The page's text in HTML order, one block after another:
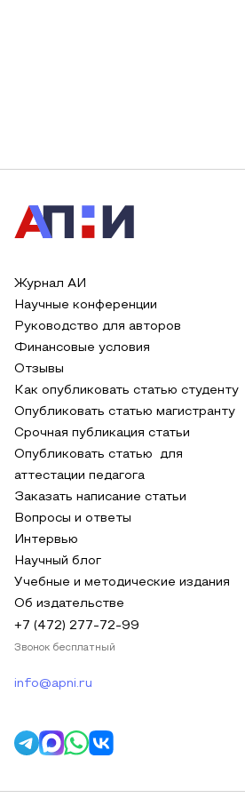
Журнал АИ
Научные конференции
Руководство для авторов
Финансовые условия
Отзывы
Как опубликовать статью студенту
Опубликовать статью магистранту
Срочная публикация статьи
Опубликовать статью для
аттестации педагога
Заказать написание статьи
Вопросы и ответы
Интервью
Научный блог
Учебные и методические издания
Об издательстве
+7 (472) 277-72-99
Звонок бесплатный
info@apni.ru